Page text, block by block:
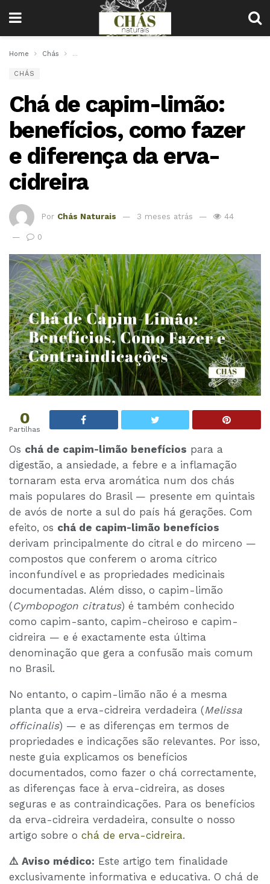
Home Chás Chá de capim-limão: benefícios, como fazer e
CHÁS
Chá de capim-limão:
benefícios, como fazer
e diferença da erva-
cidreira
Por Chás Naturais 3 meses atrás 44
0
0
Partilhas
Os chá de capim-limão benefícios para a
digestão, a ansiedade, a febre e a inflamação
tornaram esta erva aromática num dos chás
mais populares do Brasil — presente em quintais
de avós de norte a sul do país há gerações. Com
efeito, os chá de capim-limão benefícios
derivam principalmente do citral e do mirceno —
compostos que conferem o aroma cítrico
inconfundível e as propriedades medicinais
documentadas. Além disso, o capim-limão
(Cymbopogon citratus) é também conhecido
como capim-santo, capim-cheiroso e capim-
cidreira — e é exactamente esta última
denominação que gera a confusão mais comum
no Brasil.
No entanto, o capim-limão não é a mesma
planta que a erva-cidreira verdadeira (Melissa
officinalis) — e as diferenças em termos de
propriedades e indicações são relevantes. Por isso,
neste guia explicamos os benefícios
documentados, como fazer o chá correctamente,
as diferenças face à erva-cidreira, as doses
seguras e as contraindicações. Para os benefícios
da erva-cidreira verdadeira, consulte o nosso
artigo sobre o chá de erva-cidreira.
⚠️ Aviso médico: Este artigo tem finalidade
exclusivamente informativa e educativa. O chá de